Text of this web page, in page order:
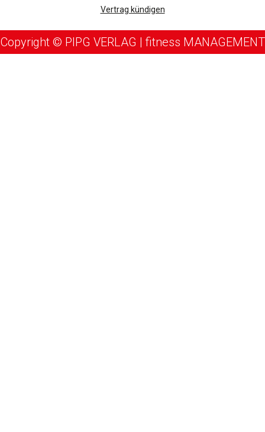
Vertrag kündigen
Copyright © PIPG VERLAG | fitness MANAGEMENT